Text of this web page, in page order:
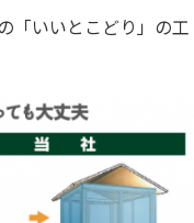
「いいとこどり」の工